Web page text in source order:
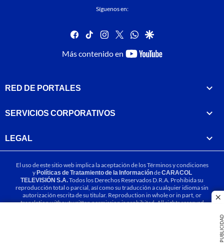
PUBLICIDAD
Síguenos en:
facebook
tiktok instagram
twitterwhatsapp
google
Más contenido en
youtube-
RED DE PORTALES
SERVICIOS CORPORATIVOS
LEGAL
El uso de este sitio web implica la aceptación de losTérminos y condiciones
yPolíticas de Tratamiento de la InformacióndeCARACOL
TELEVISIÓN S.A.Todos los Derechos Reservados D.R.A. Prohibida su
reproducción total o parcial, así como su traducción a cualquier idioma sin
autorización escrita de su titular. Reproduction in whole or in part, or
translation without written permission is prohibited. All rights reserved